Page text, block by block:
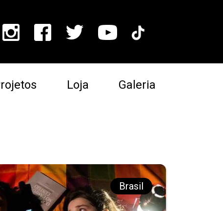
Loja Galeria
Brasil